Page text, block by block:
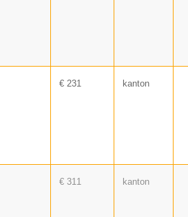
€ 231 kanton
€ 311 kanton